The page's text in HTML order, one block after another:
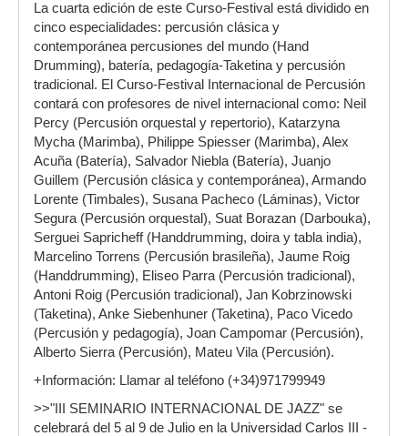
La cuarta edición de este Curso-Festival está dividido en
cinco especialidades: percusión clásica y
contemporánea percusiones del mundo (Hand
Drumming), batería, pedagogía-Taketina y percusión
tradicional. El Curso-Festival Internacional de Percusión
contará con profesores de nivel internacional como: Neil
Percy (Percusión orquestal y repertorio), Katarzyna
Mycha (Marimba), Philippe Spiesser (Marimba), Alex
Acuña (Batería), Salvador Niebla (Batería), Juanjo
Guillem (Percusión clásica y contemporánea), Armando
Lorente (Timbales), Susana Pacheco (Láminas), Victor
Segura (Percusión orquestal), Suat Borazan (Darbouka),
Serguei Sapricheff (Handdrumming, doira y tabla india),
Marcelino Torrens (Percusión brasileña), Jaume Roig
(Handdrumming), Eliseo Parra (Percusión tradicional),
Antoni Roig (Percusión tradicional), Jan Kobrzinowski
(Taketina), Anke Siebenhuner (Taketina), Paco Vicedo
(Percusión y pedagogía), Joan Campomar (Percusión),
Alberto Sierra (Percusión), Mateu Vila (Percusión).
+Información: Llamar al teléfono (+34)971799949
>>"III SEMINARIO INTERNACIONAL DE JAZZ" se
celebrará del 5 al 9 de Julio en la Universidad Carlos III -